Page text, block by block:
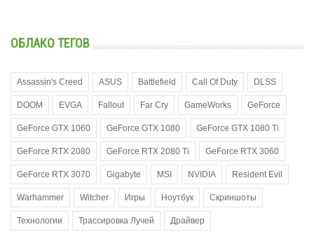
ОБЛАКО ТЕГОВ
Assassin's Creed ASUS Battlefield Call Of Duty DLSS
DOOM EVGA Fallout Far Cry GameWorks GeForce
GeForce GTX 1060 GeForce GTX 1080 GeForce GTX 1080 Ti
GeForce RTX 2080 GeForce RTX 2080 Ti GeForce RTX 3060
GeForce RTX 3070 Gigabyte MSI NVIDIA Resident Evil
Warhammer Witcher Игры Ноутбук Скриншоты
Технологии Трассировка Лучей Драйвер